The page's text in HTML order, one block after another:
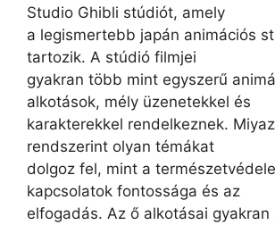
Studio Ghibli stúdiót, amely
a legismertebb japán animációs
tartozik. A stúdió filmjei
gyakran több mint egyszerű
alkotások, mély üzenetekkel és
karakterekkel rendelkeznek.
rendszerint olyan témákat
dolgoz fel, mint a
kapcsolatok fontossága és az
elfogadás. Az ő alkotásai gyakran